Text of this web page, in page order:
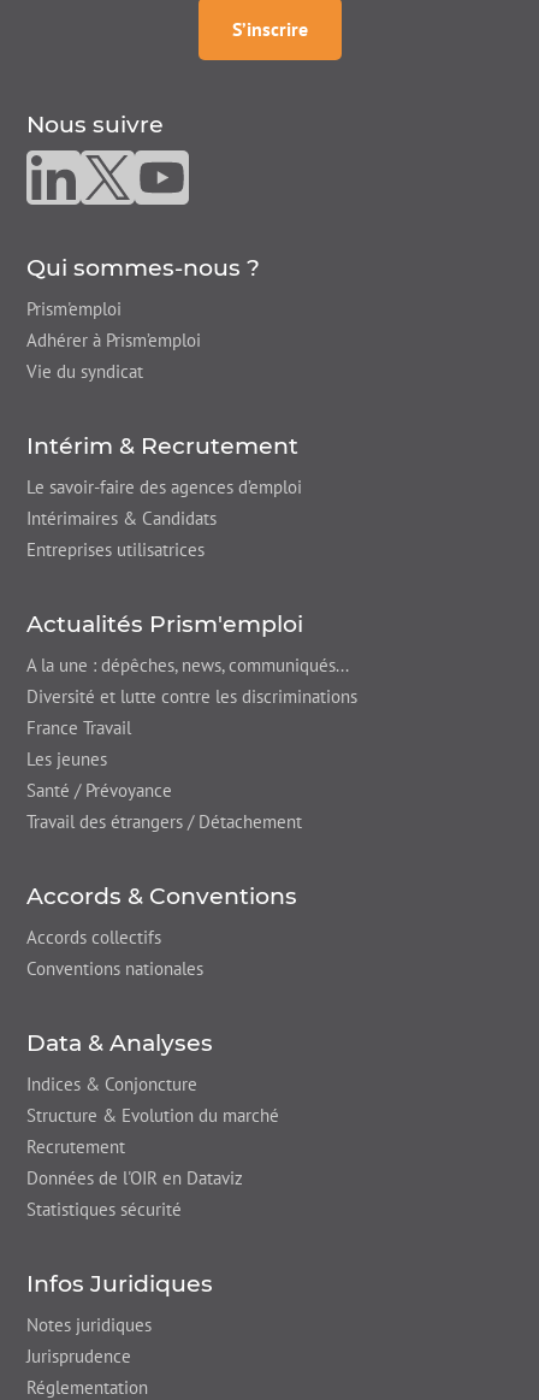
S’inscrire
à lanewsletter
Nous suivre
Nous suivre sur linkedin
Nous suivre sur twitter
Nous suivre sur youtube
Qui sommes-nous ?
Prism'emploi
Adhérer à Prism’emploi
Vie du syndicat
Intérim & Recrutement
Le savoir-faire des agences d’emploi
Intérimaires & Candidats
Entreprises utilisatrices
Actualités Prism'emploi
A la une : dépêches, news, communiqués...
Diversité et lutte contre les discriminations
France Travail
Les jeunes
Santé / Prévoyance
Travail des étrangers / Détachement
Accords & Conventions
Accords collectifs
Conventions nationales
Data & Analyses
Indices & Conjoncture
Structure & Evolution du marché
Recrutement
Données de l'OIR en Dataviz
Statistiques sécurité
Infos Juridiques
Notes juridiques
Jurisprudence
Réglementation